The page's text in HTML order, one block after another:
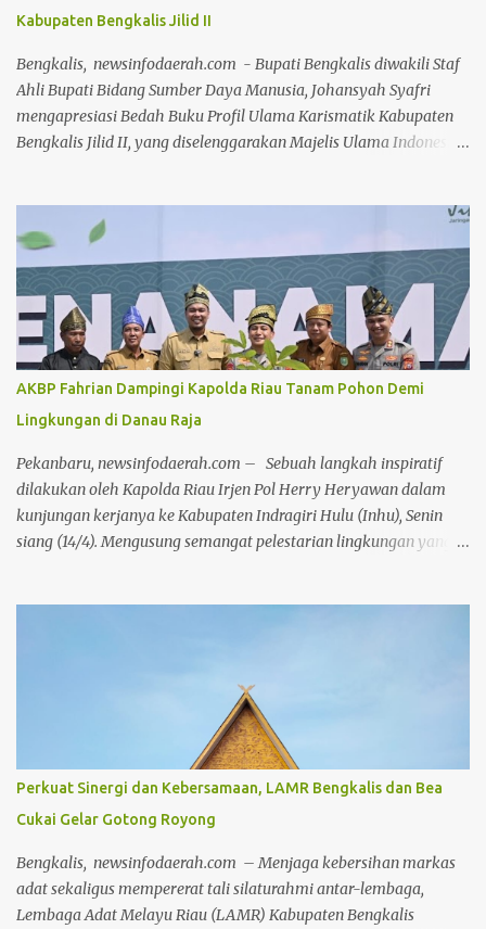
Lebih lanjut, Wabup Jhony menyampaikan keprihatinannya
terhadap dinamika media sosial yang dalam beberapa hari
terakhir dipenuhi oleh komenta...
Kabupaten Bengkalis Jilid II
Bengkalis, newsinfodaerah.com - Bupati Bengkalis diwakili Staf
Ahli Bupati Bidang Sumber Daya Manusia, Johansyah Syafri
mengapresiasi Bedah Buku Profil Ulama Karismatik Kabupaten
Bengkalis Jilid II, yang diselenggarakan Majelis Ulama Indonesia
during dengan menghadirkan berbagai tokoh selaku narasumber,
Jumat 24 Juli 2026, di aula gedung Diklat Jalan Kelapapati Darat
Bengkalis. Dalam sambutannya, Johan mengatakan, kegiatan
bedah buku ini memiliki makna yang sangat penting karena
bukan sekadar membahas isi sebuah buku, tetapi juga menggali
kembali nilai-nilai perjuangan, keteladanan dan warisan
keilmuan para ulama yang telah memberi warna dalam
perjalanan sejarah Negeri Junjungan. "Melalui forum bedah buku
ini, kita tidak hanya memperkenalkan buku kepada masyarakat,
tetapi juga mengkajinya secara lebih mendalam. Sebab sebuah
buku akan memiliki nilai yang jauh...
AKBP Fahrian Dampingi Kapolda Riau Tanam Pohon Demi
Lingkungan di Danau Raja
Pekanbaru, newsinfodaerah.com – Sebuah langkah inspiratif
dilakukan oleh Kapolda Riau Irjen Pol Herry Heryawan dalam
kunjungan kerjanya ke Kabupaten Indragiri Hulu (Inhu), Senin
siang (14/4). Mengusung semangat pelestarian lingkungan yang
dari Mapolres, Polsek, Koramil, hingga kantor pemerintahan di
jajaran Pemkab Inhu, bahkan hingga ke tingkat desa. Kedatangan
Kapolda Riau disambut hangat oleh jajaran Forkopimda Inhu,
termasuk Kapolres Inhu AKBP Fahrian Saleh Siregar, Bupati Inhu
Ade Agus Hartanto dan unsur Forkopimda lainnya serta tokoh-
tokoh masyarakat yang turut hadir memberikan dukungan.
Fahrian menyampaikan bahwa kegiatan ini bukan sekadar
seremoni, tetapi bentuk nyata dari kepedulian insti...
Perkuat Sinergi dan Kebersamaan, LAMR Bengkalis dan Bea
Cukai Gelar Gotong Royong
Bengkalis, newsinfodaerah.com – Menjaga kebersihan markas
adat sekaligus mempererat tali silaturahmi antar-lembaga,
Lembaga Adat Melayu Riau (LAMR) Kabupaten Bengkalis